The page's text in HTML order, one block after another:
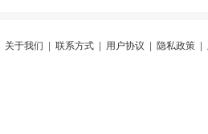
关于我们 联系方式| 用户协议 隐私政策|